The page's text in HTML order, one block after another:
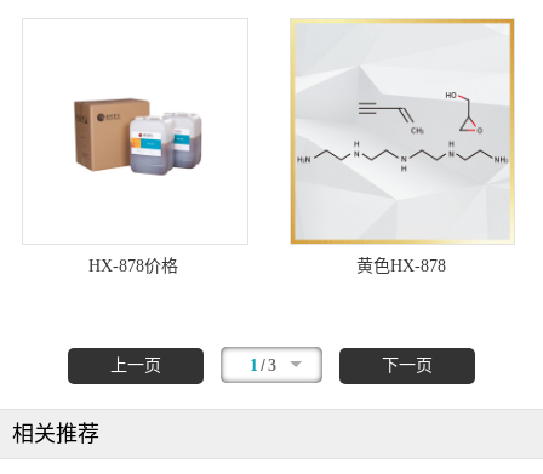
HX-878价格 黄色HX-878
上一页 1/3 下一页
相关推荐